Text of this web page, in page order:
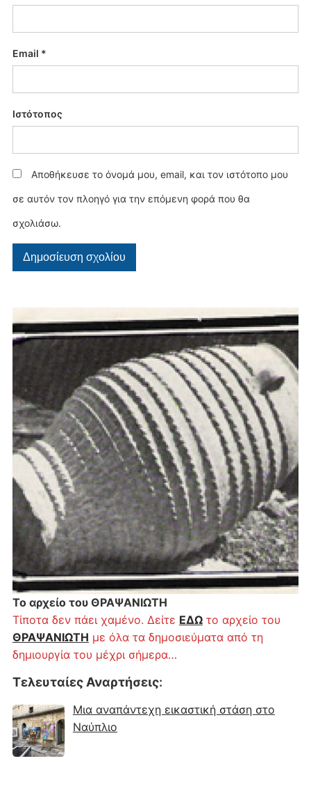
Το αρχείο του ΘΡΑΨΑΝΙΩΤΗ
Τίποτα δεν πάει χαμένο. Δείτε ΕΔΩτο αρχείο του
ΘΡΑΨΑΝΙΩΤΗ με όλα τα δημοσιεύματα από τη
δημιουργία του μέχρι σήμερα…
Τελευταίες Αναρτήσεις:
Μια αναπάντεχη εικαστική στάση στο
Ναύπλιο
Email *
Ιστότοπος
Αποθήκευσε το όνομά μου, email, και τον ιστότοπο μου
σε αυτόν τον πλοηγό για την επόμενη φορά που θα
σχολιάσω.